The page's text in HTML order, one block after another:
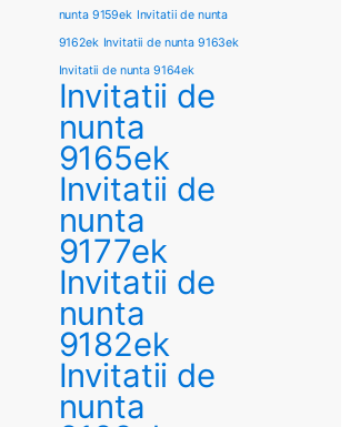
nunta 9159ek Invitatii de nunta
9162ek Invitatii de nunta 9163ek
Invitatii de nunta 9164ek
Invitatii de
nunta
9165ek
Invitatii de
nunta
9177ek
Invitatii de
nunta
9182ek
Invitatii de
nunta